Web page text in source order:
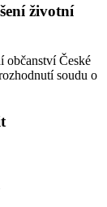
životní
občanství České
soudu o